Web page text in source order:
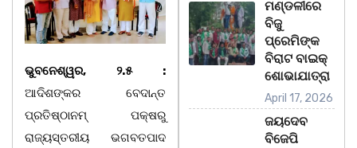
ଭୁବନେଶ୍ୱର, ୨.୫ :
ଆଦିଶଙ୍କର ବେଦାନ୍ତ
ପ୍ରତିଷ୍ଠାନମ୍ ପକ୍ଷରୁ
ରାଜ୍ୟସ୍ତରୀୟ ଭଗବତପାଦ
ମଣ୍ଡଳୀରେ
ବିଜୁ
ପ୍ରେମିଙ୍କ
ବିରାଟ ବାଇକ୍
ଶୋଭାଯାତ୍ରା
April 17, 2026
ଜୟଦେବ
ବିଜେପି